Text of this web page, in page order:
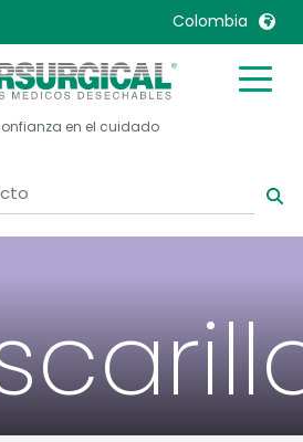
Colombia
Kingdom
States
Nederlands
Français
Malaysia
Nederlands
Norway
Portugal
Russia
en el cuidado